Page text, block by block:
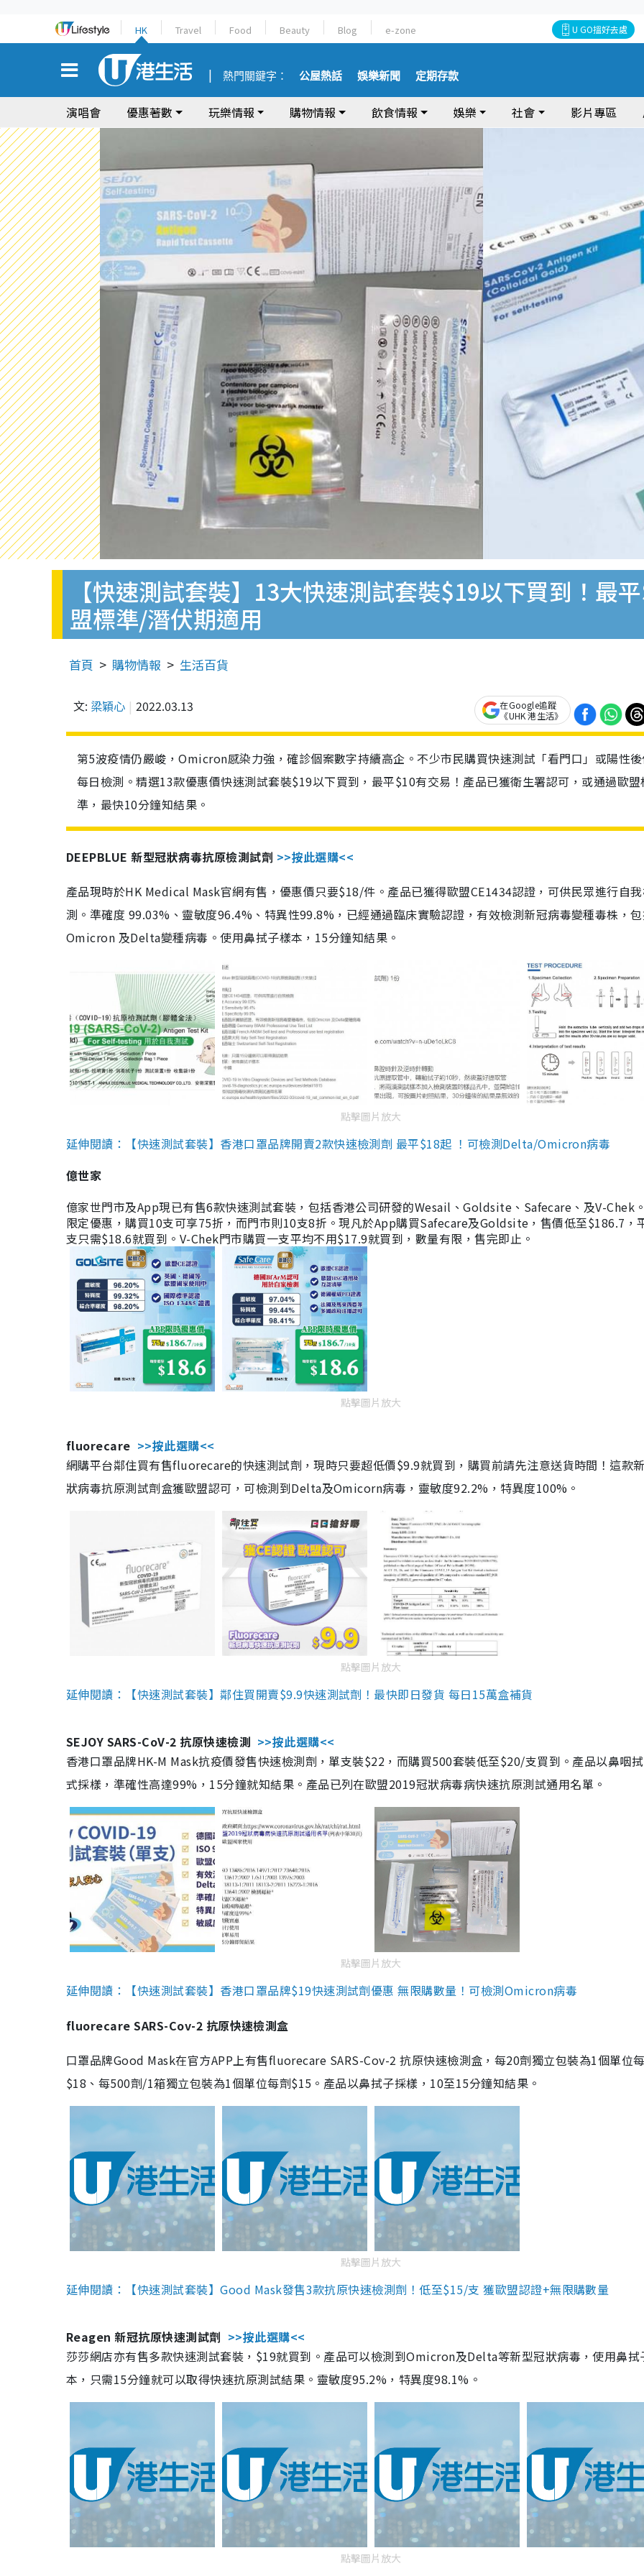
HK Travel Food Beauty Blog e-zone U GO搵好去處
熱門關鍵字： 公屋熱話 娛樂新聞 定期存款
演唱會 優惠著數 玩樂情報 購物情報 飲食情報 娛樂 社會 影片專區
【快速測試套裝】13大快速測試套裝$19以下買到！最
盟標準/潛伏期適用
首頁 購物情報 生活百貨
文: 梁穎心 2022.03.13
在Google追蹤
《UHK 港生活》
第5波疫情仍嚴峻，Omicron感染力強，確診個案數字持續高企。不少市民購買快速測試「看門口」或陽性
每日檢測。精選13款優惠價快速測試套裝$19以下買到，最平$10有交易！產品已獲衛生署認可，或通過歐盟
準，最快10分鐘知結果。
DEEPBLUE 新型冠狀病毒抗原檢測試劑 >>按此選購<<
產品現時於HK Medical Mask官網有售，優惠價只要$18/件。產品已獲得歐盟CE1434認證，可供民眾進行自
測。準確度 99.03%、靈敏度96.4%、特異性99.8%，已經通過臨床實驗認證，有效檢測新冠病毒變種毒株，
Omicron 及Delta變種病毒。使用鼻拭子樣本，15分鐘知結果。
點擊圖片放大
延伸閱讀：【快速測試套裝】香港口罩品牌開賣2款快速檢測劑 最平$18起 ！可檢測Delta/Omicron病毒
億世家
億家世門市及App現已有售6款快速測試套裝，包括香港公司研發的Wesail、Goldsite、Safecare、及V-Chek
限定優惠，購買10支可享75折，而門市則10支8折。現凡於App購買Safecare及Goldsite，售價低至$186.7，
支只需$18.6就買到。V-Chek門市購買一支平均不用$17.9就買到，數量有限，售完即止。
點擊圖片放大
fluorecare >>按此選購<<
網購平台鄰住買有售fluorecare的快速測試劑，現時只要超低價$9.9就買到，購買前請先注意送貨時間！這款
狀病毒抗原測試劑盒獲歐盟認可，可檢測到Delta及Omicorn病毒，靈敏度92.2%，特異度100%。
點擊圖片放大
延伸閱讀：【快速測試套裝】鄰住買開賣$9.9快速測試劑！最快即日發貨 每日15萬盒補貨
SEJOY SARS-CoV-2 抗原快速檢測 >>按此選購<<
香港口罩品牌HK-M Mask抗疫價發售快速檢測劑，單支裝$22，而購買500套裝低至$20/支買到。產品以鼻咽
式採樣，準確性高達99%，15分鐘就知結果。產品已列在歐盟2019冠狀病毒病快速抗原測試通用名單。
點擊圖片放大
延伸閱讀：【快速測試套裝】香港口罩品牌$19快速測試劑優惠 無限購數量！可檢測Omicron病毒
fluorecare SARS-Cov-2 抗原快速檢測盒
口罩品牌Good Mask在官方APP上有售fluorecare SARS-Cov-2 抗原快速檢測盒，每20劑獨立包裝為1個單位
$18、每500劑/1箱獨立包裝為1個單位每劑$15。產品以鼻拭子採樣，10至15分鐘知結果。
點擊圖片放大
延伸閱讀：【快速測試套裝】Good Mask發售3款抗原快速檢測劑！低至$15/支 獲歐盟認證+無限購數量
Reagen 新冠抗原快速測試劑 >>按此選購<<
莎莎網店亦有售多款快速測試套裝，$19就買到。產品可以檢測到Omicron及Delta等新型冠狀病毒，使用鼻拭
本，只需15分鐘就可以取得快速抗原測試結果。靈敏度95.2%，特異度98.1%。
點擊圖片放大